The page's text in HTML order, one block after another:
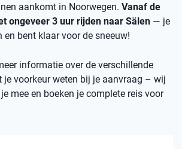
aankomt in Noorwegen. Vanaf de
ongeveer 3 uur rijden naar Sälen — je
bent klaar voor de sneeuw!
informatie over de verschillende
je voorkeur weten bij je aanvraag – wij
mee en boeken je complete reis voor